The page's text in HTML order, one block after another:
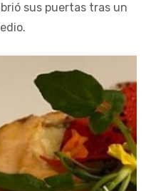
sus puertas tras un